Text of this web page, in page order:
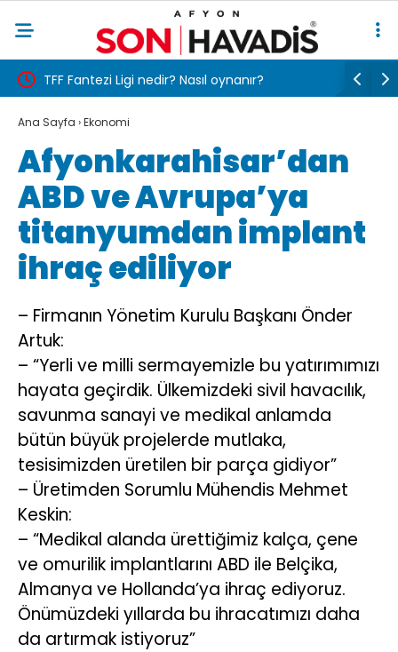
TFF Fantezi Ligi nedir? Nasıl oynanır?
Ana Sayfa ›Ekonomi
Afyonkarahisar’dan
ABD ve Avrupa’ya
titanyumdan implant
ihraç ediliyor
– Firmanın Yönetim Kurulu Başkanı Önder
Artuk:
– “Yerli ve milli sermayemizle bu yatırımımızı
hayata geçirdik. Ülkemizdeki sivil havacılık,
savunma sanayi ve medikal anlamda
bütün büyük projelerde mutlaka,
tesisimizden üretilen bir parça gidiyor”
– Üretimden Sorumlu Mühendis Mehmet
Keskin:
– “Medikal alanda ürettiğimiz kalça, çene
ve omurilik implantlarını ABD ile Belçika,
Almanya ve Hollanda’ya ihraç ediyoruz.
Önümüzdeki yıllarda bu ihracatımızı daha
da artırmak istiyoruz”